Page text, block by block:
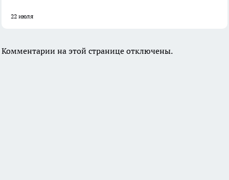
22 июля
Комментарии на этой странице отключены.